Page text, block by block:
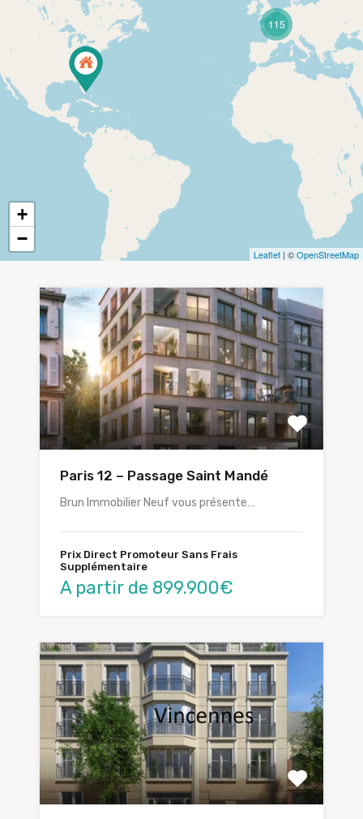
115
+
−
Leaflet | ©OpenStreetMap
Paris 12 – Passage Saint Mandé
Brun Immobilier Neuf vous présente…
Prix Direct Promoteur Sans Frais
Supplémentaire
A partir de 899.900€